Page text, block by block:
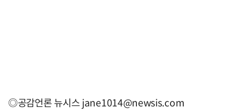
◎공감언론 뉴시스jane1014@newsis.com